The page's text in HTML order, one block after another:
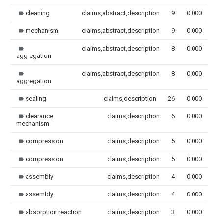
cleaning claims,abstract,description 9 0.000
mechanism claims,abstract,description 9 0.000
aggregation
claims,abstract,description 8 0.000
aggregation
claims,abstract,description 8 0.000
sealing claims,description 26 0.000
clearance
mechanism
claims,description 6 0.000
compression claims,description 5 0.000
compression claims,description 5 0.000
assembly claims,description 4 0.000
assembly claims,description 4 0.000
absorption reaction claims,description 3 0.000